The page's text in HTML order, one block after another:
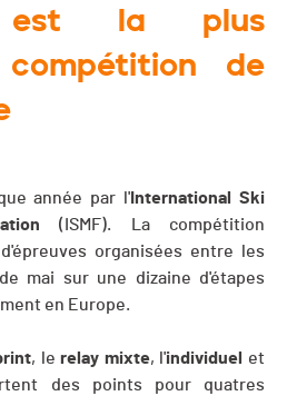
est la plus
de
année par l' International Ski
(ISMF). La compétition
organisées entre les
mai sur une dizaine d'étapes
en Europe.
, lerelay mixte, l'individuel
et
des points pour quatres